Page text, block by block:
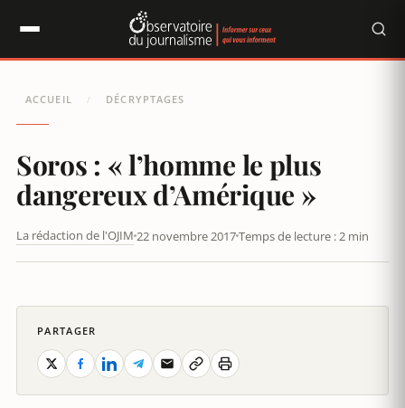
ACCUEIL / DÉCRYPTAGES
Soros : « l’homme le plus
dangereux d’Amérique »
La rédaction de l'OJIM 22 novembre 2017Temps de lecture : 2 min
PARTAGER
Panneau de gestion des cookies